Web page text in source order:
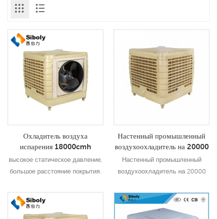
Охладитель воздуха
испарения 18000cmh
энергосберегающий для
высокое статическое давление,
большое расстояние покрытия.
вентилятор, низкий уровень
шума дополнительная функция
Подробнее
Настенный промышленный
воздухоохладитель на 20000
м3 / ч
Настенный промышленный
воздухоохладитель на 20000
кондиционер, охлаждает воздух,
потребляя гораздо меньше
Подробнее